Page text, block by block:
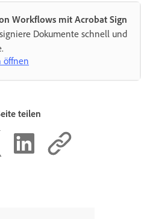
Workflows mit Acrobat Sign
Dokumente schnell und
öffnen
teilen